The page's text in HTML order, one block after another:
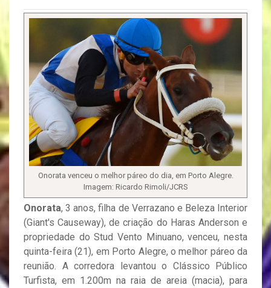
Onorata venceu o melhor páreo do dia, em Porto Alegre.
Imagem: Ricardo Rimoli/JCRS
Onorata, 3 anos, filha de Verrazano e Beleza Interior
(Giant's Causeway), de criação do Haras Anderson e
propriedade do Stud Vento Minuano, venceu, nesta
quinta-feira (21), em Porto Alegre, o melhor páreo da
reunião. A corredora levantou o Clássico Público
Turfista, em 1.200m na raia de areia (macia), para